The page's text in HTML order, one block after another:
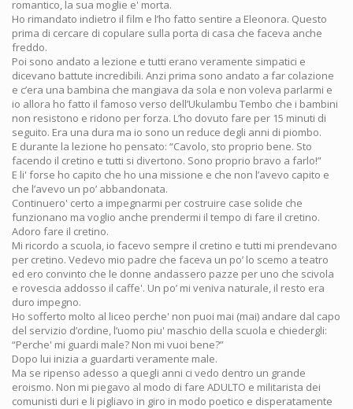
romantico, la sua moglie e' morta.
Ho rimandato indietro il film e l’ho fatto sentire a Eleonora. Questo
prima di cercare di copulare sulla porta di casa che faceva anche
freddo.
Poi sono andato a lezione e tutti erano veramente simpatici e
dicevano battute incredibili. Anzi prima sono andato a far colazione
e c’era una bambina che mangiava da sola e non voleva parlarmi e
io allora ho fatto il famoso verso dell’Ukulambu Tembo che i bambini
non resistono e ridono per forza. L’ho dovuto fare per 15 minuti di
seguito. Era una dura ma io sono un reduce degli anni di piombo.
E durante la lezione ho pensato: “Cavolo, sto proprio bene. Sto
facendo il cretino e tutti si divertono. Sono proprio bravo a farlo!”
E li' forse ho capito che ho una missione e che non l’avevo capito e
che l’avevo un po’ abbandonata.
Continuero' certo a impegnarmi per costruire case solide che
funzionano ma voglio anche prendermi il tempo di fare il cretino.
Adoro fare il cretino.
Mi ricordo a scuola, io facevo sempre il cretino e tutti mi prendevano
per cretino. Vedevo mio padre che faceva un po’ lo scemo a teatro
ed ero convinto che le donne andassero pazze per uno che scivola
e rovescia addosso il caffe'. Un po’ mi veniva naturale, il resto era
duro impegno.
Ho sofferto molto al liceo perche' non puoi mai (mai) andare dal capo
del servizio d’ordine, l’uomo piu' maschio della scuola e chiedergli:
“Perche' mi guardi male? Non mi vuoi bene?”
Dopo lui inizia a guardarti veramente male.
Ma se ripenso adesso a quegli anni ci vedo dentro un grande
eroismo. Non mi piegavo al modo di fare ADULTO e militarista dei
comunisti duri e li pigliavo in giro in modo poetico e disperatamente